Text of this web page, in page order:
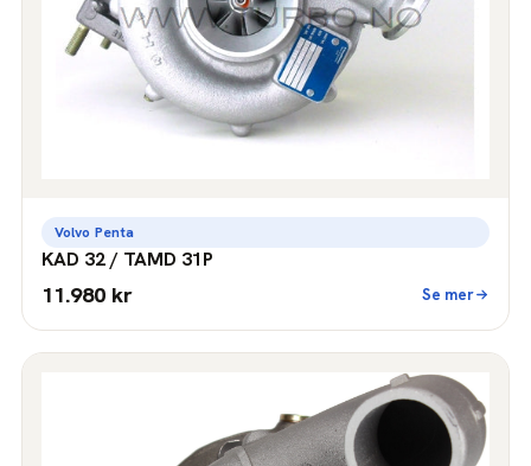
Volvo Penta
KAD 32 / TAMD 31P
11.980 kr Se mer